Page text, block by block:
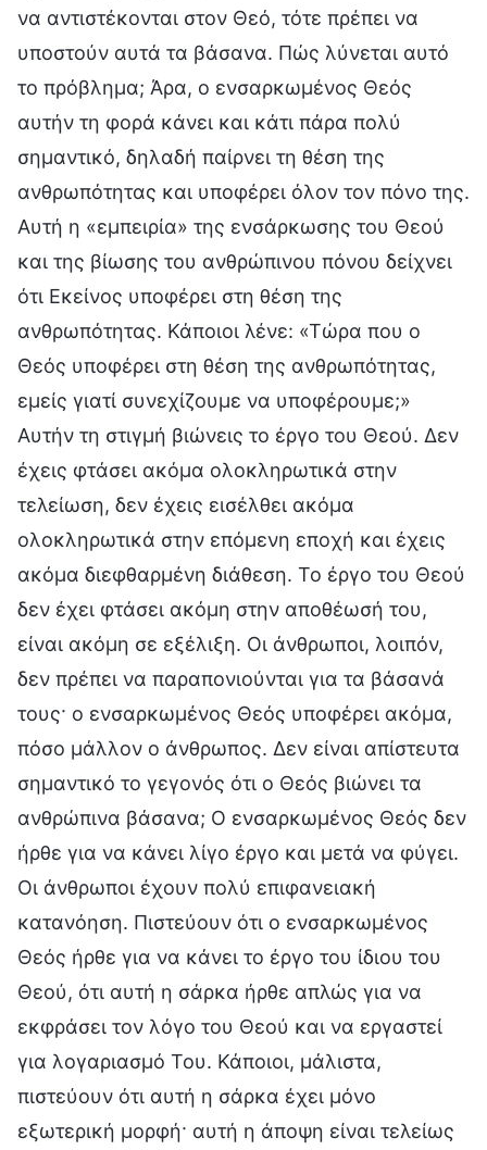
να αντιστέκονται στον Θεό, τότε πρέπει να
υποστούν αυτά τα βάσανα. Πώς λύνεται αυτό
το πρόβλημα; Άρα, ο ενσαρκωμένος Θεός
αυτήν τη φορά κάνει και κάτι πάρα πολύ
σημαντικό, δηλαδή παίρνει τη θέση της
ανθρωπότητας και υποφέρει όλον τον πόνο της.
Αυτή η «εμπειρία» της ενσάρκωσης του Θεού
και της βίωσης του ανθρώπινου πόνου δείχνει
ότι Εκείνος υποφέρει στη θέση της
ανθρωπότητας. Κάποιοι λένε: «Τώρα που ο
Θεός υποφέρει στη θέση της ανθρωπότητας,
εμείς γιατί συνεχίζουμε να υποφέρουμε;»
Αυτήν τη στιγμή βιώνεις το έργο του Θεού. Δεν
έχεις φτάσει ακόμα ολοκληρωτικά στην
τελείωση, δεν έχεις εισέλθει ακόμα
ολοκληρωτικά στην επόμενη εποχή και έχεις
ακόμα διεφθαρμένη διάθεση. Το έργο του Θεού
δεν έχει φτάσει ακόμη στην αποθέωσή του,
είναι ακόμη σε εξέλιξη. Οι άνθρωποι, λοιπόν,
δεν πρέπει να παραπονιούνται για τα βάσανά
τους· ο ενσαρκωμένος Θεός υποφέρει ακόμα,
πόσο μάλλον ο άνθρωπος. Δεν είναι απίστευτα
σημαντικό το γεγονός ότι ο Θεός βιώνει τα
ανθρώπινα βάσανα; Ο ενσαρκωμένος Θεός δεν
ήρθε για να κάνει λίγο έργο και μετά να φύγει.
Οι άνθρωποι έχουν πολύ επιφανειακή
κατανόηση. Πιστεύουν ότι ο ενσαρκωμένος
Θεός ήρθε για να κάνει το έργο του ίδιου του
Θεού, ότι αυτή η σάρκα ήρθε απλώς για να
εκφράσει τον λόγο του Θεού και να εργαστεί
για λογαριασμό Του. Κάποιοι, μάλιστα,
πιστεύουν ότι αυτή η σάρκα έχει μόνο
εξωτερική μορφή· αυτή η άποψη είναι τελείως